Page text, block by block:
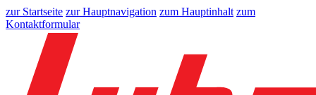
zur Startseite zur Hauptnavigation zum Hauptinhalt zum
Kontaktformular